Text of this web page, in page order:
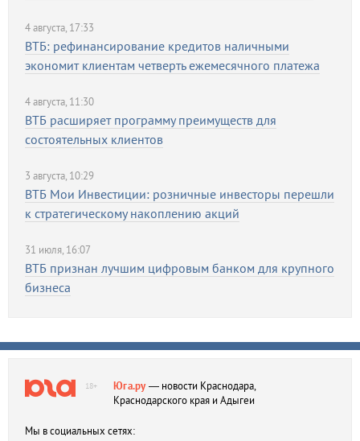
4 августа, 17:33
ВТБ: рефинансирование кредитов наличными
экономит клиентам четверть ежемесячного платежа
4 августа, 11:30
ВТБ расширяет программу преимуществ для
состоятельных клиентов
3 августа, 10:29
ВТБ Мои Инвестиции: розничные инвесторы перешли
к стратегическому накоплению акций
31 июля, 16:07
ВТБ признан лучшим цифровым банком для крупного
бизнеса
18+ Юга.ру— новости Краснодара,
Краснодарского края и Адыгеи
Мы в социальных сетях: